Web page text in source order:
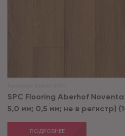
SPC Flooring Aberhof Noventa
5,0 мм; 0,5 мм; не в регистр)
ПОДРОБНЕЕ